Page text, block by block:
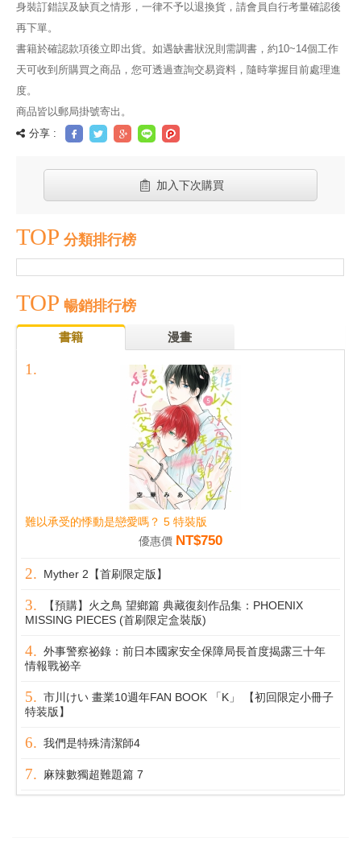
身裝訂錯誤及缺頁之情形，一律不予以退換貨，請會員自行考量確認後
再下單。
書籍於確認款項後立即出貨。如遇缺書狀況則需調書，約10~14個工作
天可收到所購買之商品，您可透過查詢交易資料，隨時掌握目前處理進
度。
商品皆以郵局掛號寄出。
分享 :
加入下次購買
TOP 分類排行榜
TOP 暢銷排行榜
書籍 漫畫
難以承受的悸動是戀愛嗎？ 5 特裝版
優惠價 NT$750
Myther 2【首刷限定版】
【預購】火之鳥 望鄉篇 典藏復刻作品集：PHOENIX
MISSING PIECES (首刷限定盒裝版)
外事警察祕錄：前日本國家安全保障局長首度揭露三十年
情報戰祕辛
市川けい 畫業10週年FAN BOOK 「K」 【初回限定小冊子
特装版】
我們是特殊清潔師4
麻辣數獨超難題篇 7